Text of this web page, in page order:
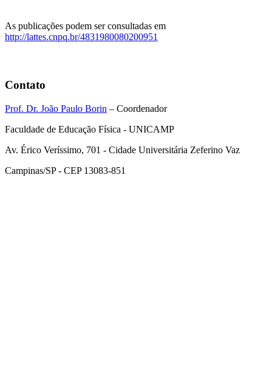
As publicações podem ser consultadas em
http://lattes.cnpq.br/4831980080200951
Contato
Prof. Dr. João Paulo Borin – Coordenador
Faculdade de Educação Física - UNICAMP
Av. Érico Veríssimo, 701 - Cidade Universitária Zeferino Vaz
Campinas/SP - CEP 13083-851